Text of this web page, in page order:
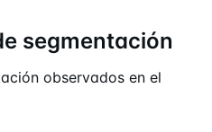
segmentación
observados en el